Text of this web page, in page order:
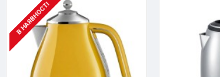
В НАЯВНОСТІ